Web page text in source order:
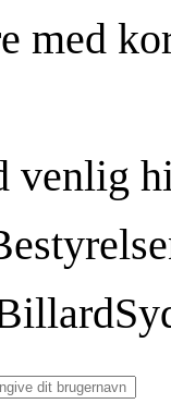
med
venlig